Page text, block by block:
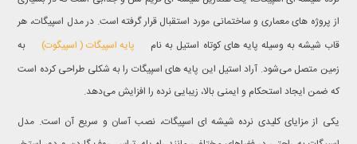
از پروژه های معماری و ساختمانی مورد استقبال قرار گرفته است. در مدل اسپیگات، هر
قاب شیشه به وسیله پایه های کوتاه استیل به نام
پایه اسپیگات ( اسپیگوت)
به
زمین متصل می‌شود. آراد استیل این پایه های اسپیگات را به شکلی طراحی کرده است
که ضمن ایجاد استحکام و ایمنی بالا، زیبایی نرده را افزایش می‌دهد.
یکی از مزایای کلیدی نرده شیشه ای اسپیگات، نصب آسان و سریع آن است. مدل